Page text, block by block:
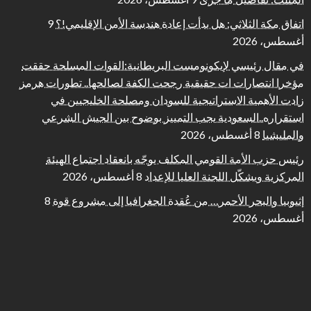
اتفاق مكة الثلاثي: هل بدأت إعادة هندسة الأمن الإقليمي!؟ 9
أغسطس، 2026
في مقال رئيسي لإيكونومست البريطانية:القوات المسلحة حققت
مؤخرا انتصارات ات حقيقية رجحت الكفة لصالحها.. تطورات هرمز
زادت الأهمية الاستراتيجية للسودان ومصلحة الخليجيين في
استقراره..السعودية يجب التمييز بوضوح بين الجيش الشرعي
والمليشيا 8 أغسطس، 2026
رئيس حزب الأمة القومي المكلف يوجّه بانعقاد اجتماع الهيئة
المركزية ويشكّل اللجنة العليا للإعداد 8 أغسطس، 2026
إثيوبيا والبحر الأحمر… من عُقدة الجغرافيا إلى مشروع قوة 8
أغسطس، 2026